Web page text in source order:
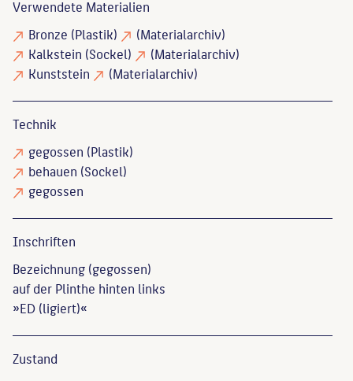
Verwendete Materialien
Bronze (Plastik)
(Materialarchiv)
Kalkstein (Sockel)
(Materialarchiv)
Kunststein
(Materialarchiv)
Technik
gegossen (Plastik)
behauen (Sockel)
gegossen
Inschriften
Bezeichnung (gegossen)
auf der Plinthe hinten links
»ED (ligiert)«
Zustand